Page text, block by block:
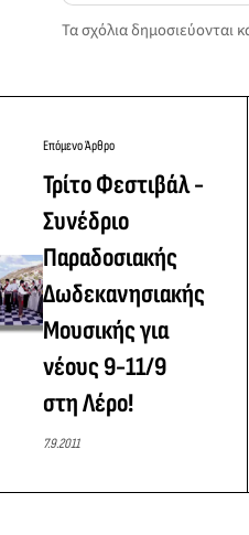
Τα σχόλια δημοσιεύονται
Επόμενο Άρθρο
Τρίτο Φεστιβάλ -
Συνέδριο
Παραδοσιακής
Δωδεκανησιακής
Μουσικής για
νέους 9-11/9
στη Λέρο!
7.9.2011